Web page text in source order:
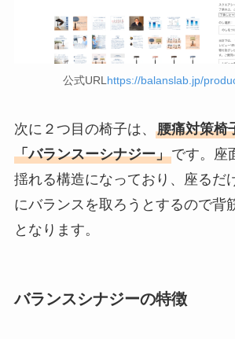
公式URLhttps://balanslab.jp/
次に２つ目の椅子は、 腰痛対策椅
「バランスーシナジー」です。座
揺れる構造になっており、座るだ
にバランスを取ろうとするので背
となります。
バランスシナジーの特徴